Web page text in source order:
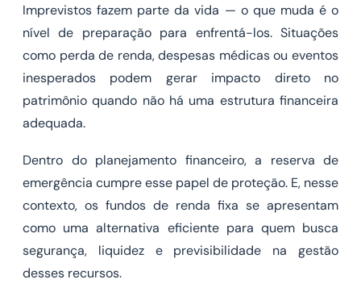
Imprevistos fazem parte da vida — o que muda é o
nível de preparação para enfrentá-los. Situações
como perda de renda, despesas médicas ou eventos
inesperados podem gerar impacto direto no
patrimônio quando não há uma estrutura financeira
adequada.
Dentro do planejamento financeiro, a reserva de
emergência cumpre esse papel de proteção. E, nesse
contexto, os fundos de renda fixa se apresentam
como uma alternativa eficiente para quem busca
segurança, liquidez e previsibilidade na gestão
desses recursos.